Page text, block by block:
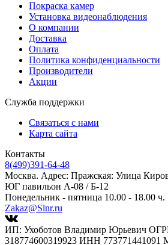
Покраска камер
Установка видеонаблюдения
О компании
Доставка
Оплата
Политика конфиденциальности
Производители
Акции
Служба поддержки
Связаться с нами
Карта сайта
Контакты
8(499)391-64-48
Москва. Адрес: Пражская: Улица
ЮГ павильон А-08 / Б-12
Понедельник - пятница 10.00 - 18.00 ч.
Zakaz@Slnr.ru
ИП: Ухоботов Владимир Юрьевич
318774600319923 ИНН 773771441091